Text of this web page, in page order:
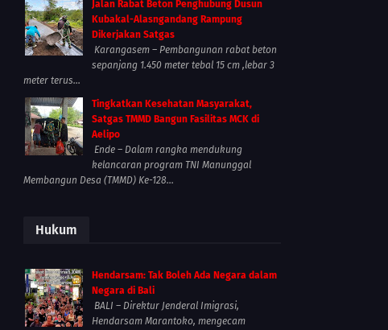
Jalan Rabat Beton Penghubung Dusun
Kubakal-Alasngandang Rampung
Dikerjakan Satgas
Karangasem – Pembangunan rabat beton
sepanjang 1.450 meter tebal 15 cm ,lebar 3
meter terus...
Tingkatkan Kesehatan Masyarakat,
Satgas TMMD Bangun Fasilitas MCK di
Aelipo
Ende – Dalam rangka mendukung
kelancaran program TNI Manunggal
Membangun Desa (TMMD) Ke-128...
Hukum
Hendarsam: Tak Boleh Ada Negara dalam
Negara di Bali
BALI – Direktur Jenderal Imigrasi,
Hendarsam Marantoko, mengecam